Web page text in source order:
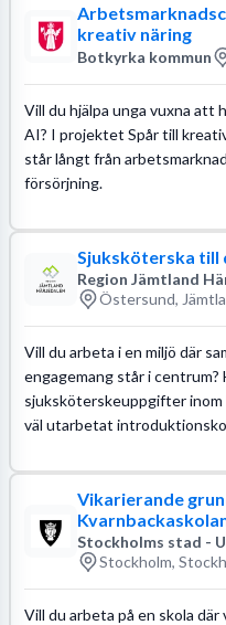
kreativ näring
Botkyrka kommun
Vill du hjälpa unga vuxna att
AI? I projektet Spår till
står långt från
försörjning.
Sjuksköterska till
Region Jämtland
Östersund,
Vill du arbeta i en miljö där
engagemang står i centrum?
sjuksköterskeuppgifter
väl utarbetat
Vikarierande
Stockholms stad -
Stockholm,
Vill du arbeta på en skola där